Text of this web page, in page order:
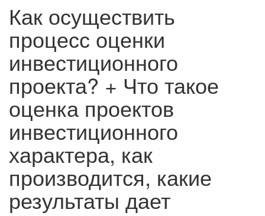
Как осуществить
процесс оценки
инвестиционного
проекта? + Что такое
оценка проектов
инвестиционного
характера, как
производится, какие
результаты дает